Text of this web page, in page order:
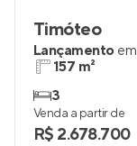
Timóteo
Lançamento em
157 m²
3
Venda a partir de
R$ 2.678.700